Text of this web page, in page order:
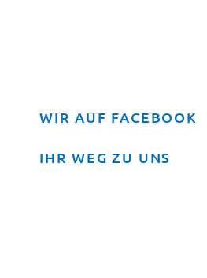
WIR AUF FACEBOOK
IHR WEG ZU UNS